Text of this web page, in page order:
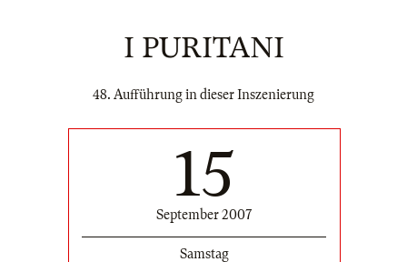
I PURITANI
48. Aufführung in dieser Inszenierung
15
September 2007
Samstag